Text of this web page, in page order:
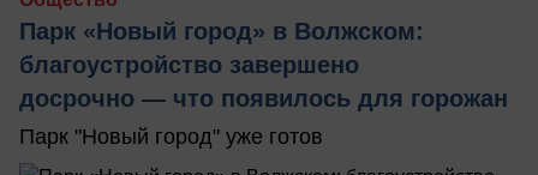
Парк «Новый город» в Волжском:
благоустройство завершено
досрочно — что появилось для горожан
Парк "Новый город" уже готов